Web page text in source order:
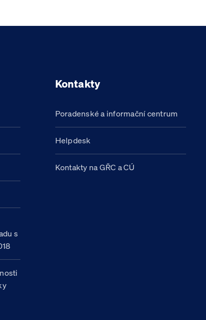
s
Kontakty
Poradenské a informační centrum
Helpdesk
Kontakty na GŘC a CÚ